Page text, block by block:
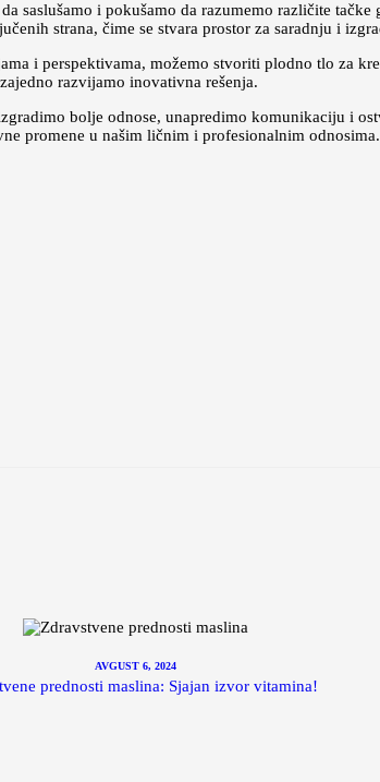
saslušamo i pokušamo da razumemo različite
strana, čime se stvara prostor za saradnju i
i perspektivama, možemo stvoriti plodno tlo za
razvijamo inovativna rešenja.
bolje odnose, unapredimo komunikaciju i
promene u našim ličnim i profesionalnim
AVGUST 6, 2024
prednosti maslina: Sjajan izvor vitamina!